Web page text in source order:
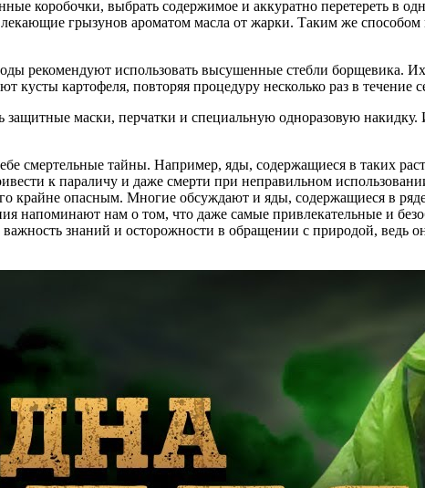
коробочки, выбрать содержимое и аккуратно перетереть в
грызунов ароматом масла от жарки. Таким же способом
рекомендуют использовать высушенные стебли борщевика.
картофеля, повторяя процедуру несколько раз в течение
маски, перчатки и специальную одноразовую накидку.
смертельные тайны. Например, яды, содержащиеся в таких
к параличу и даже смерти при неправильном
крайне опасным. Многие обсуждают и яды, содержащиеся в
напоминают нам о том, что даже самые привлекательные и
знаний и осторожности в обращении с природой, ведь